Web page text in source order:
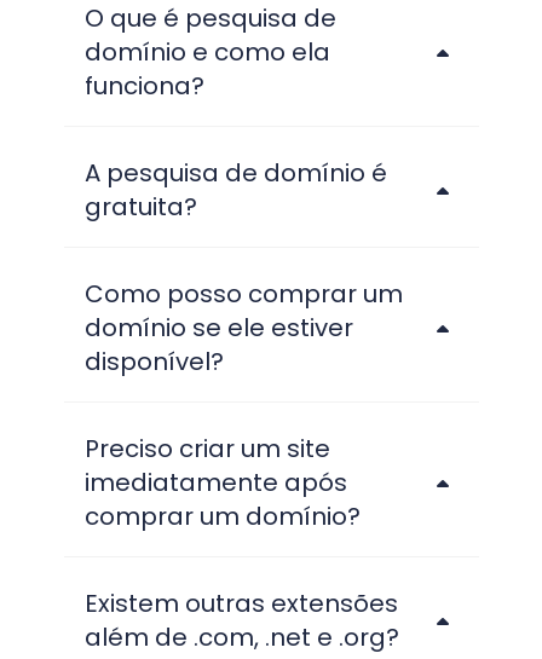
O que é pesquisa de
domínio e como ela
funciona?
A pesquisa de domínio é
gratuita?
Como posso comprar um
domínio se ele estiver
disponível?
Preciso criar um site
imediatamente após
comprar um domínio?
Existem outras extensões
além de .com, .net e .org?